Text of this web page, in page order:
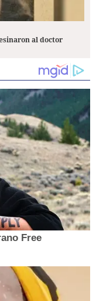
al doctor
Free